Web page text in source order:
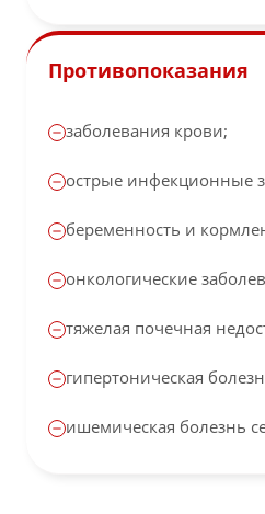
Противопоказания
заболевания крови;
острые инфекционные
беременность и
онкологические
тяжелая почечная
гипертоническая
ишемическая болезнь